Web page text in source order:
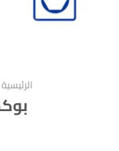
الرئيسية